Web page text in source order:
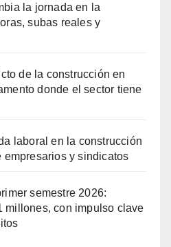
la jornada en la
subas reales y
de la construcción en
donde el sector tiene
laboral en la construcción
empresarios y sindicatos
semestre 2026:
millones, con impulso clave